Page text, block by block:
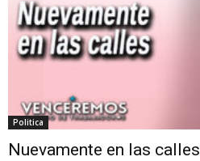
Politica
Nuevamente en las calles